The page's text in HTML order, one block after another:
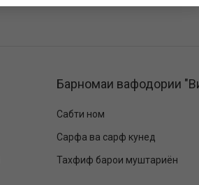
Барномаи вафодории
Сабти ном
Сарфа ва сарф кунед
Тахфиф барои муштариён